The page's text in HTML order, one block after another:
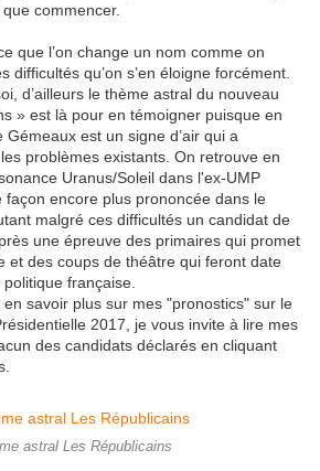
commencer.
que l’on change un nom comme on
difficultés qu’on s’en éloigne forcément.
d’ailleurs le thème astral du nouveau
» est là pour en témoigner puisque en
est un signe d’air qui a
problèmes existants. On retrouve en
Uranus/Soleil dans l'ex-UMP
façon encore plus prononcée dans le
malgré ces difficultés un candidat de
une épreuve des primaires qui promet
et des coups de théâtre qui feront date
française.
savoir plus sur mes "pronostics" sur le
2017, je vous invite à lire mes
des candidats déclarés en cliquant
astral Les Républicains